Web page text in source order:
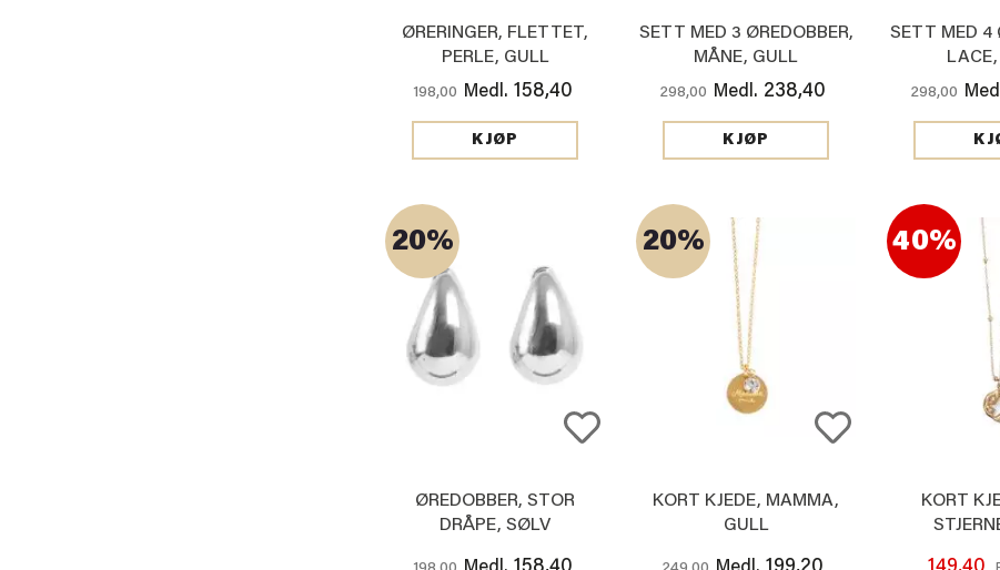
ØRERINGER, FLETTET,
PERLE, GULL
198,00 Medl. 158,40
KJØP
SETT MED 3 ØREDOBBER,
MÅNE, GULL
298,00 Medl. 238,40
KJØP
SETT MED 4
298,00
20%
ØREDOBBER, STOR
DRÅPE, SØLV
20%
KORT KJEDE, MAMMA,
GULL
40%
KORT